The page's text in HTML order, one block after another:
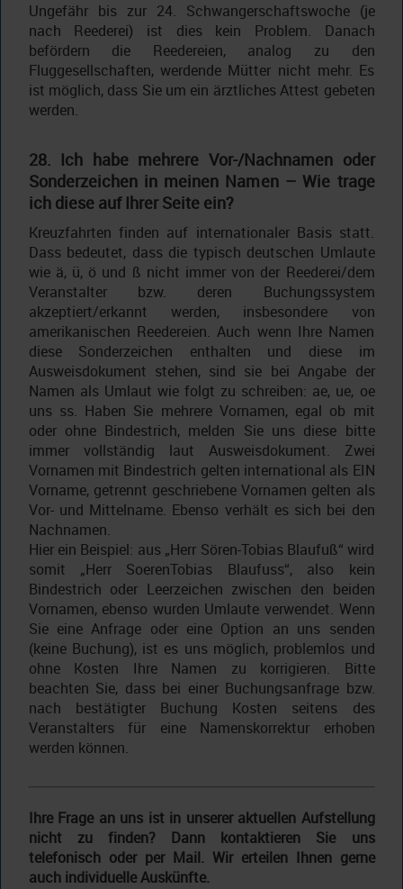
Ungefähr bis zur 24. Schwangerschaftswoche (je
nach Reederei) ist dies kein Problem. Danach
befördern die Reedereien, analog zu den
Fluggesellschaften, werdende Mütter nicht mehr. Es
ist möglich, dass Sie um ein ärztliches Attest gebeten
werden.
28. Ich habe mehrere Vor-/Nachnamen oder
Sonderzeichen in meinen Namen – Wie trage
ich diese auf Ihrer Seite ein?
Kreuzfahrten finden auf internationaler Basis statt.
Dass bedeutet, dass die typisch deutschen Umlaute
wie ä, ü, ö und ß nicht immer von der Reederei/dem
Veranstalter bzw. deren Buchungssystem
akzeptiert/erkannt werden, insbesondere von
amerikanischen Reedereien. Auch wenn Ihre Namen
diese Sonderzeichen enthalten und diese im
Ausweisdokument stehen, sind sie bei Angabe der
Namen als Umlaut wie folgt zu schreiben: ae, ue, oe
uns ss. Haben Sie mehrere Vornamen, egal ob mit
oder ohne Bindestrich, melden Sie uns diese bitte
immer vollständig laut Ausweisdokument. Zwei
Vornamen mit Bindestrich gelten international als EIN
Vorname, getrennt geschriebene Vornamen gelten als
Vor- und Mittelname. Ebenso verhält es sich bei den
Nachnamen.
Hier ein Beispiel: aus „Herr Sören-Tobias Blaufuß“ wird
somit „Herr SoerenTobias Blaufuss“, also kein
Bindestrich oder Leerzeichen zwischen den beiden
Vornamen, ebenso wurden Umlaute verwendet. Wenn
Sie eine Anfrage oder eine Option an uns senden
(keine Buchung), ist es uns möglich, problemlos und
ohne Kosten Ihre Namen zu korrigieren. Bitte
beachten Sie, dass bei einer Buchungsanfrage bzw.
nach bestätigter Buchung Kosten seitens des
Veranstalters für eine Namenskorrektur erhoben
werden können.
Ihre Frage an uns ist in unserer aktuellen Aufstellung
nicht zu finden? Dann kontaktieren Sie uns
telefonisch oder per Mail. Wir erteilen Ihnen gerne
auch individuelle Auskünfte.